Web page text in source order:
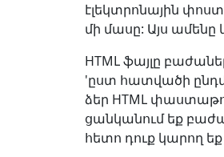
էլեկտրոնային
մի մասը: Այս ամենը
HTML ֆայլը
'ըստ հատվածի
ձեր HTML
ցանկանում եք
հետո դուք կարող